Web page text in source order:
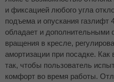
и фиксацией любого угла
подъема и опускания газлифт
обладает и
вращения в кресле,
амортизации при посадке. Как
так, чтобы пользователь
комфорт во время работы.